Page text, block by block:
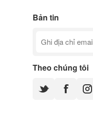
Bản tin
Theo chúng tôi